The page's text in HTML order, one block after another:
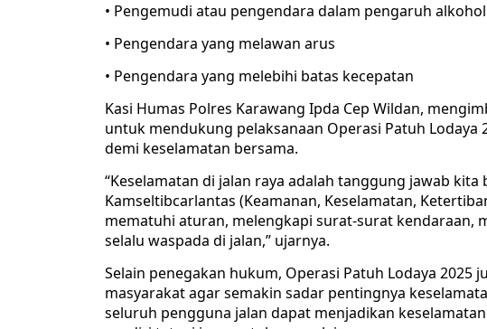
• Pengemudi atau pengendara dalam pengaruh alkohol
• Pengendara yang melawan arus
• Pengendara yang melebihi batas kecepatan
Kasi Humas Polres Karawang Ipda Cep Wildan,
untuk mendukung pelaksanaan Operasi Patuh
demi keselamatan bersama.
“Keselamatan di jalan raya adalah tanggung jawab
Kamseltibcarlantas (Keamanan, Keselamatan,
mematuhi aturan, melengkapi surat-surat kendaraan,
selalu waspada di jalan,” ujarnya.
Selain penegakan hukum, Operasi Patuh Lodaya
masyarakat agar semakin sadar pentingnya
seluruh pengguna jalan dapat menjadikan